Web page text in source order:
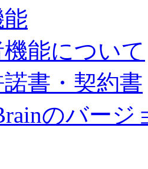
能について
書・契約書
のバー